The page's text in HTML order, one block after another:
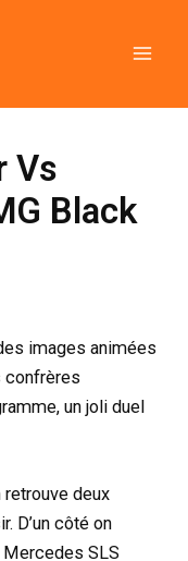
Vs
Black
images animées
confrères
un joli duel
retrouve deux
D’un côté on
Mercedes SLS